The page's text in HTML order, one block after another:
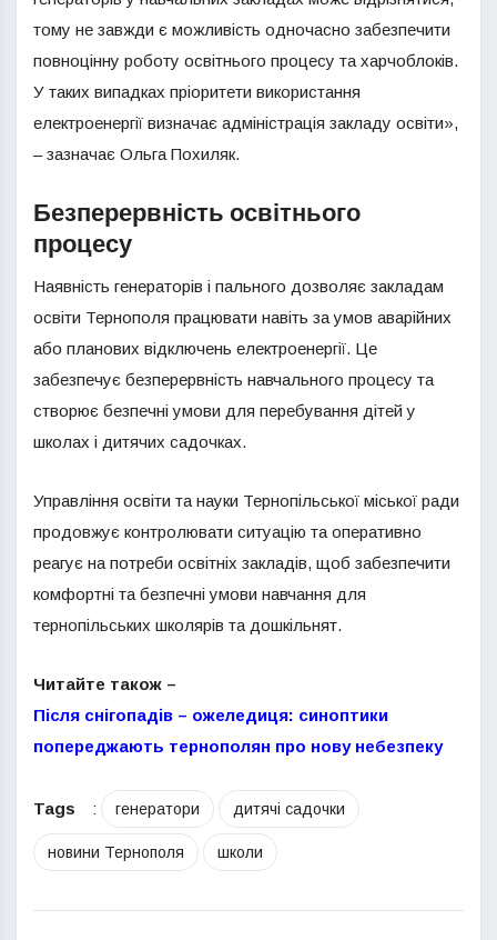
тому не завжди є можливість одночасно забезпечити
повноцінну роботу освітнього процесу та харчоблоків.
У таких випадках пріоритети використання
електроенергії визначає адміністрація закладу освіти»,
– зазначає Ольга Похиляк.
Безперервність освітнього
процесу
Наявність генераторів і пального дозволяє закладам
освіти Тернополя працювати навіть за умов аварійних
або планових відключень електроенергії. Це
забезпечує безперервність навчального процесу та
створює безпечні умови для перебування дітей у
школах і дитячих садочках.
Управління освіти та науки Тернопільської міської ради
продовжує контролювати ситуацію та оперативно
реагує на потреби освітніх закладів, щоб забезпечити
комфортні та безпечні умови навчання для
тернопільських школярів та дошкільнят.
Читайте також –
Після снігопадів – ожеледиця: синоптики
попереджають тернополян про нову небезпеку
Tags : генератори дитячі садочки
новини Тернополя школи